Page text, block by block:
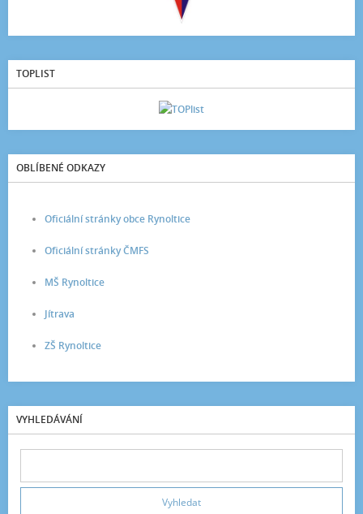
TOPLIST
OBLÍBENÉ ODKAZY
Oficiální stránky obce Rynoltice
Oficiální stránky ČMFS
MŠ Rynoltice
Jítrava
ZŠ Rynoltice
VYHLEDÁVÁNÍ